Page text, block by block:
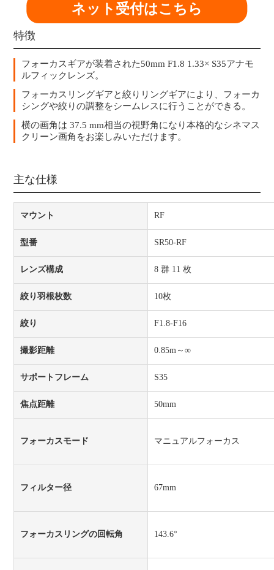
ネット受付はこちら
特徴
フォーカスギアが装着された50mm F1.8 1.33× S35アナモ
ルフィックレンズ。
フォーカスリングギアと絞りリングギアにより、フォーカ
シングや絞りの調整をシームレスに行うことができる。
横の画角は 37.5 mm相当の視野角になり本格的なシネマス
クリーン画角をお楽しみいただけます。
主な仕様
マウント RF
型番 SR50-RF
レンズ構成 8 群 11 枚
絞り羽根枚数 10枚
絞り F1.8-F16
撮影距離 0.85m～∞
サポートフレーム S35
焦点距離 50mm
フォーカスモード マニュアルフォーカス
フィルター径 67mm
フォーカスリングの回転角 143.6°